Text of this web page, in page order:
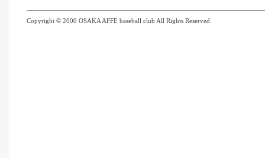
Copyright © 2000 OSAKA AFFE baseball club All Rights Reserved.